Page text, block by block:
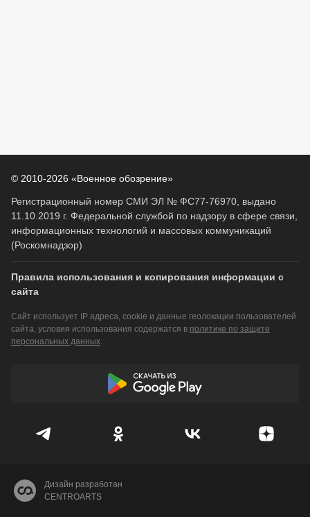
© 2010-2026 «Военное обозрение»
Регистрационный номер СМИ ЭЛ № ФС77-76970, выдано
11.10.2019 г. Федеральной службой по надзору в сфере связи,
информационных технологий и массовых коммуникаций
(Роскомнадзор)
Правила использования и копирования информации с
сайта
Сайт использует IP адреса, cookie и данные геолокации пользователей
сайта, условия использования содержатся в политике по защите
персональных данных.
Дизайн разработан
CENTROARTS